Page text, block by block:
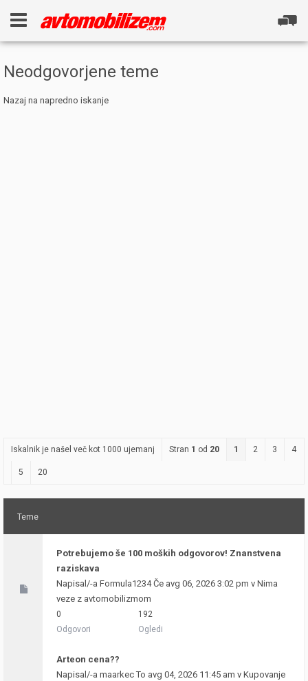
Neodgovorjene teme
Nazaj na napredno iskanje
Iskalnik je našel več kot 1000 ujemanj Stran 1 od 20 1 2 3 4
5 20
Teme
Potrebujemo še 100 moških odgovorov! Znanstvena
raziskava
Napisal/-a Formula1234Če avg 06, 2026 3:02 pm v Nima
veze z avtomobilizmom
0
Odgovori
192
Ogledi
Arteon cena??
Napisal/-a maarkecTo avg 04, 2026 11:45 am v Kupovanje